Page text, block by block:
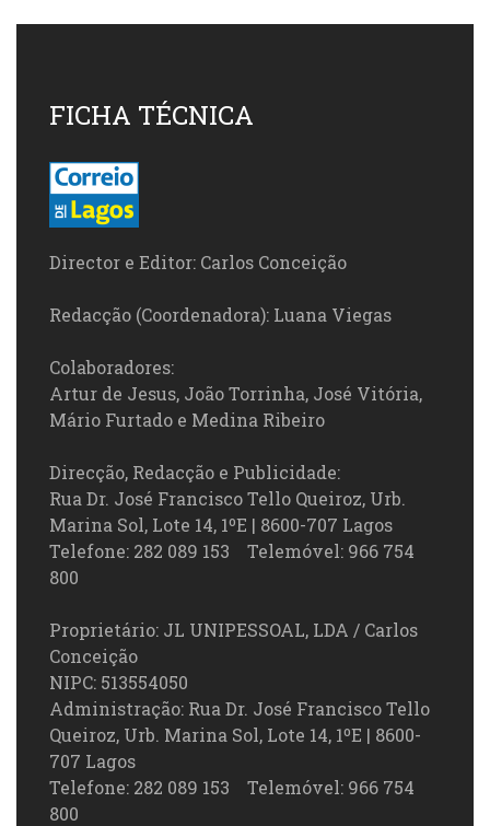
FICHA TÉCNICA
Director e Editor: Carlos Conceição
Redacção (Coordenadora): Luana Viegas
Colaboradores:
Artur de Jesus, João Torrinha, José Vitória,
Mário Furtado e Medina Ribeiro
Direcção, Redacção e Publicidade:
Rua Dr. José Francisco Tello Queiroz, Urb.
Marina Sol, Lote 14, 1ºE | 8600-707 Lagos
Telefone: 282 089 153 Telemóvel: 966 754
800
Proprietário: JL UNIPESSOAL, LDA / Carlos
Conceição
NIPC: 513554050
Administração: Rua Dr. José Francisco Tello
Queiroz, Urb. Marina Sol, Lote 14, 1ºE | 8600-
707 Lagos
Telefone: 282 089 153 Telemóvel: 966 754
800